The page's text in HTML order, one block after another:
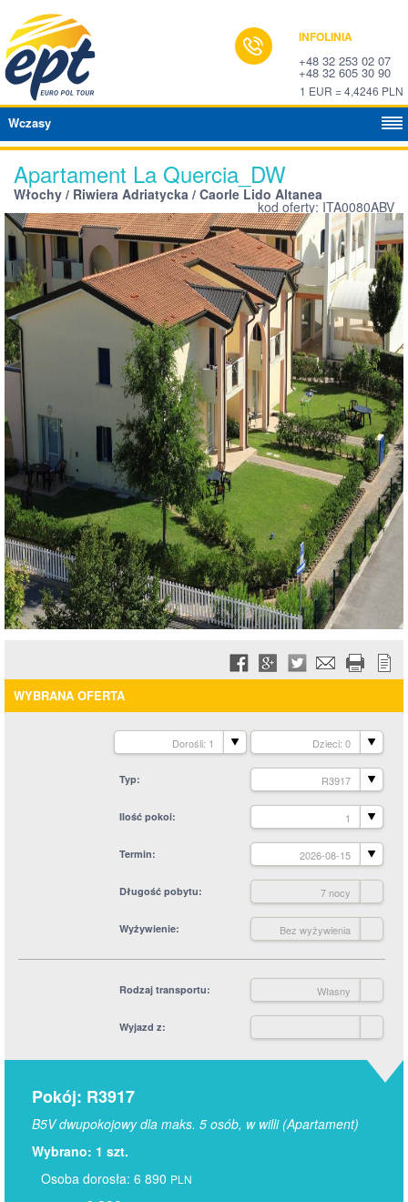
INFOLINIA
+48 32 253 02 07
+48 32 605 30 90
1 EUR = 4,4246 PLN
Wczasy
Apartament La Quercia_DW
Włochy / Riwiera Adriatycka / Caorle Lido Altanea
kod oferty: ITA0080ABV
WYBRANA OFERTA
Dorośli: 1 Dzieci: 0
Typ R3917
Ilość pokoi 1
Termin 2026-08-15
Długość pobytu 7 nocy
Wyżywienie Bez wyżywienia
Rodzaj transportu Własny
Wyjazd z
Pokój: R3917
B5V dwupokojowy dla maks. 5 osób, w willi (Apartament)
Wybrano: 1 szt.
Osoba dorosła: 6 890 PLN